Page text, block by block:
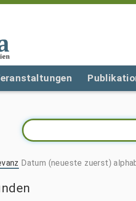
Datum (neueste zuerst)